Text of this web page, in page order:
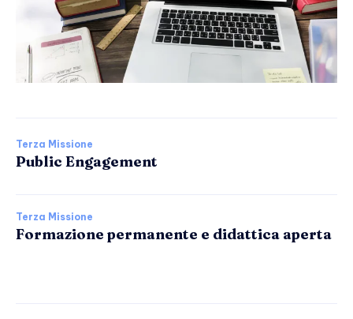
Terza Missione
Public Engagement
Terza Missione
Formazione permanente e didattica aperta